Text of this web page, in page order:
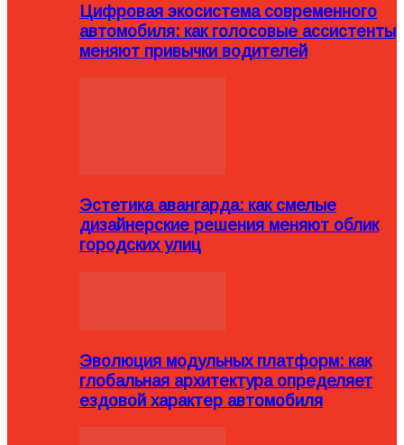
Цифровая экосистема современного
автомобиля: как голосовые ассистенты
меняют привычки водителей
Эстетика авангарда: как смелые
дизайнерские решения меняют облик
городских улиц
Эволюция модульных платформ: как
глобальная архитектура определяет
ездовой характер автомобиля